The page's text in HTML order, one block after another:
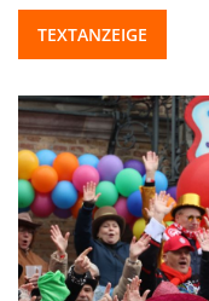
TEXTANZEIGE